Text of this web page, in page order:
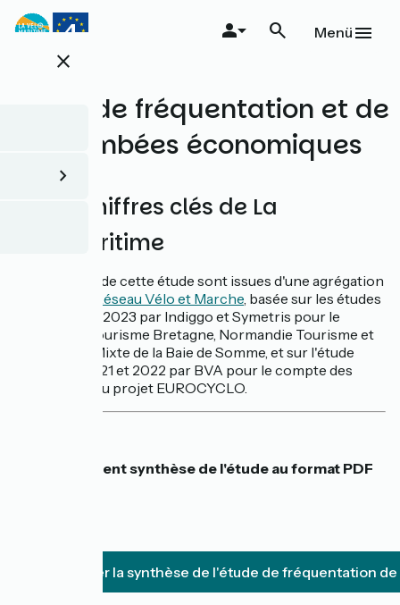
Direkt
zum
close
Menü
Étude de fréquentation et de
retombées économiques
📊 Les chiffres clés de La
Vélomaritime
Les données de cette étude sont issues d'une agrégation
Réseau Vélo et Marche, basée sur les études
conduites en 2023 par Indiggo et Symetris pour le
compte de Tourisme Bretagne, Normandie Tourisme et
du Syndicat Mixte de la Baie de Somme, et sur l'étude
menée en 2021 et 2022 par BVA pour le compte des
partenaires du projet EUROCYCLO.
Document synthèse de l'étude au format PDF
Télécharger la synthèse de l'étude de fréquentation